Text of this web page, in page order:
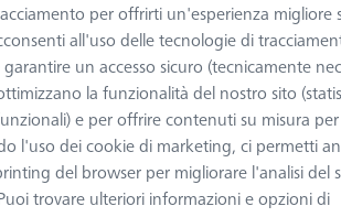
di fissaggio della linea ZEISS OmniFix,
dei nostri tecnici metrologi, che
più semplice al più complesso.
per offrirti un'esperienza migliore
all'uso delle tecnologie di
un accesso sicuro (tecnicamente
la funzionalità del nostro sito
e per offrire contenuti su misura
l'uso dei cookie di marketing, ci permetti
del browser per migliorare l'analisi del
trovare ulteriori informazioni e opzioni di